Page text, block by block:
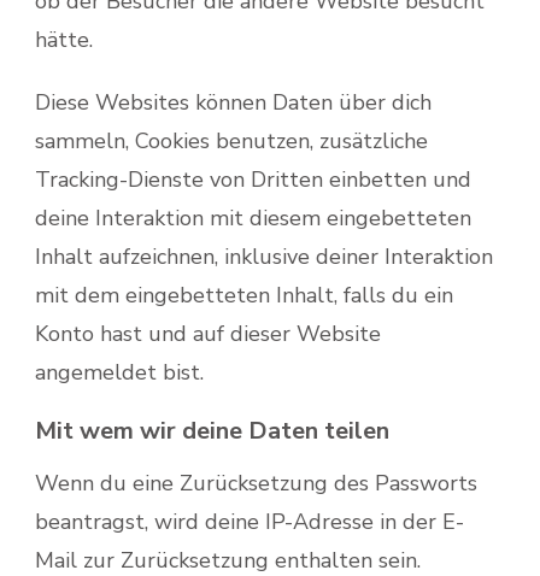
hätte.
Diese Websites können Daten über dich
sammeln, Cookies benutzen, zusätzliche
Tracking-Dienste von Dritten einbetten und
deine Interaktion mit diesem eingebetteten
Inhalt aufzeichnen, inklusive deiner Interaktion
mit dem eingebetteten Inhalt, falls du ein
Konto hast und auf dieser Website
angemeldet bist.
Mit wem wir deine Daten teilen
Wenn du eine Zurücksetzung des Passworts
beantragst, wird deine IP-Adresse in der E-
Mail zur Zurücksetzung enthalten sein.